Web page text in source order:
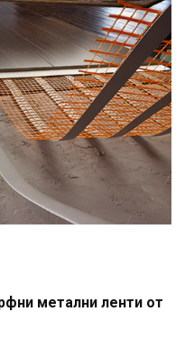
метални ленти от